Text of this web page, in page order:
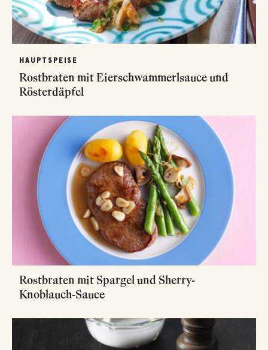
HAUPTSPEISE
Rostbraten mit Eierschwammerlsauce und
Rösterdäpfel
Rostbraten mit Spargel und Sherry-
Knoblauch-Sauce